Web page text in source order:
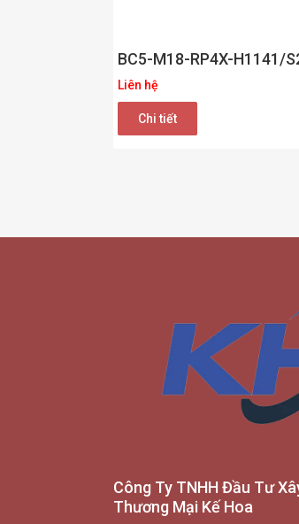
BC5-M18-RP4X-H1141/
Liên hệ
Chi tiết
Công Ty TNHH Đầu Tư
Thương Mại Kế Hoa